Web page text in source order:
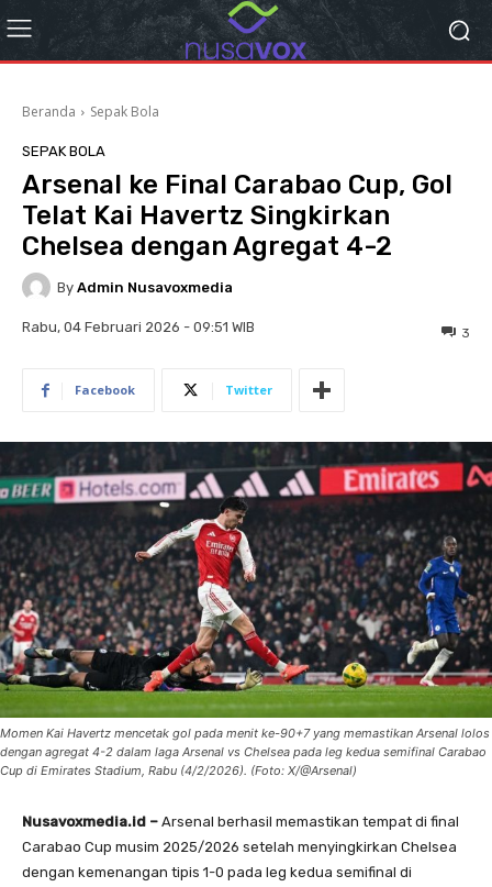
Beranda Sepak Bola
SEPAK BOLA
Arsenal ke Final Carabao Cup, Gol
Telat Kai Havertz Singkirkan
Chelsea dengan Agregat 4-2
By Admin Nusavoxmedia
Rabu, 04 Februari 2026 - 09:51 WIB 3
Facebook Twitter
Momen Kai Havertz mencetak gol pada menit ke-90+7 yang memastikan Arsenal lolos
dengan agregat 4-2 dalam laga Arsenal vs Chelsea pada leg kedua semifinal Carabao
Cup di Emirates Stadium, Rabu (4/2/2026). (Foto: X/@Arsenal)
Nusavoxmedia.id – Arsenal berhasil memastikan tempat di final
Carabao Cup musim 2025/2026 setelah menyingkirkan Chelsea
dengan kemenangan tipis 1-0 pada leg kedua semifinal di